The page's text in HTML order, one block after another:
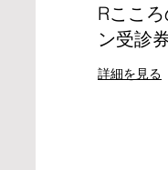
Rここ
ン受診
詳細を見る